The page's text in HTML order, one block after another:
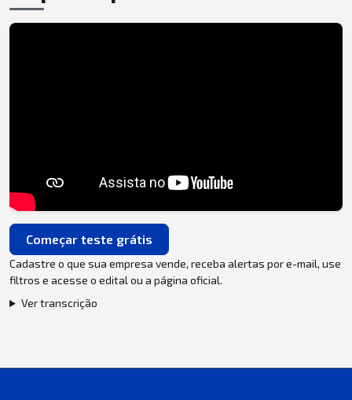
Começar teste grátis
Cadastre o que sua empresa vende, receba alertas por e-mail, use
filtros e acesse o edital ou a página oficial.
Ver transcrição